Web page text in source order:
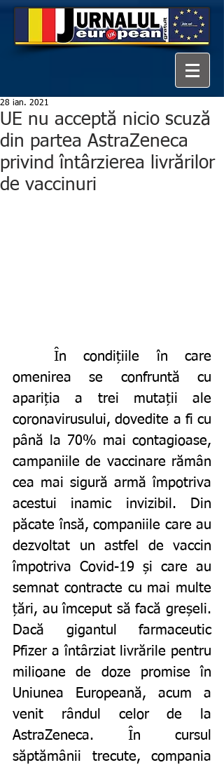
UE nu acceptă nicio scuză
din partea AstraZeneca
privind întârzierea livrărilor
de vaccinuri
28 ian. 2021
omenirea se confruntă cu
apariția a trei mutații ale
coronavirusului, dovedite a fi cu
până la 70% mai contagioase,
campaniile de vaccinare rămân
cea mai sigură armă împotriva
acestui inamic invizibil. Din
păcate însă, companiile care au
dezvoltat un astfel de vaccin
împotriva Covid-19 și care au
semnat contracte cu mai multe
țări, au îmceput să facă greșeli.
Dacă gigantul farmaceutic
Pfizer a întârziat livrările pentru
milioane de doze promise în
Uniunea Europeană, acum a
venit rândul celor de la
AstraZeneca. În cursul
săptămânii trecute, compania